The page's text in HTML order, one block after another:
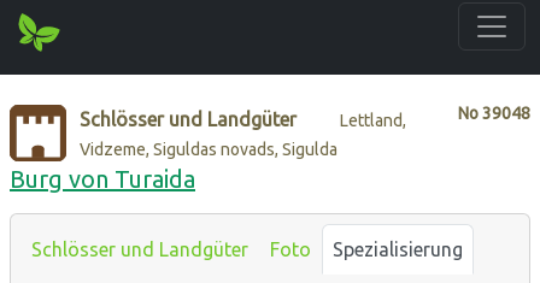
No39048
Schlösser und Landgüter
Lettland,
Vidzeme, Siguldas novads, Sigulda
Burg von Turaida
Schlösser und Landgüter Foto Spezialisierung